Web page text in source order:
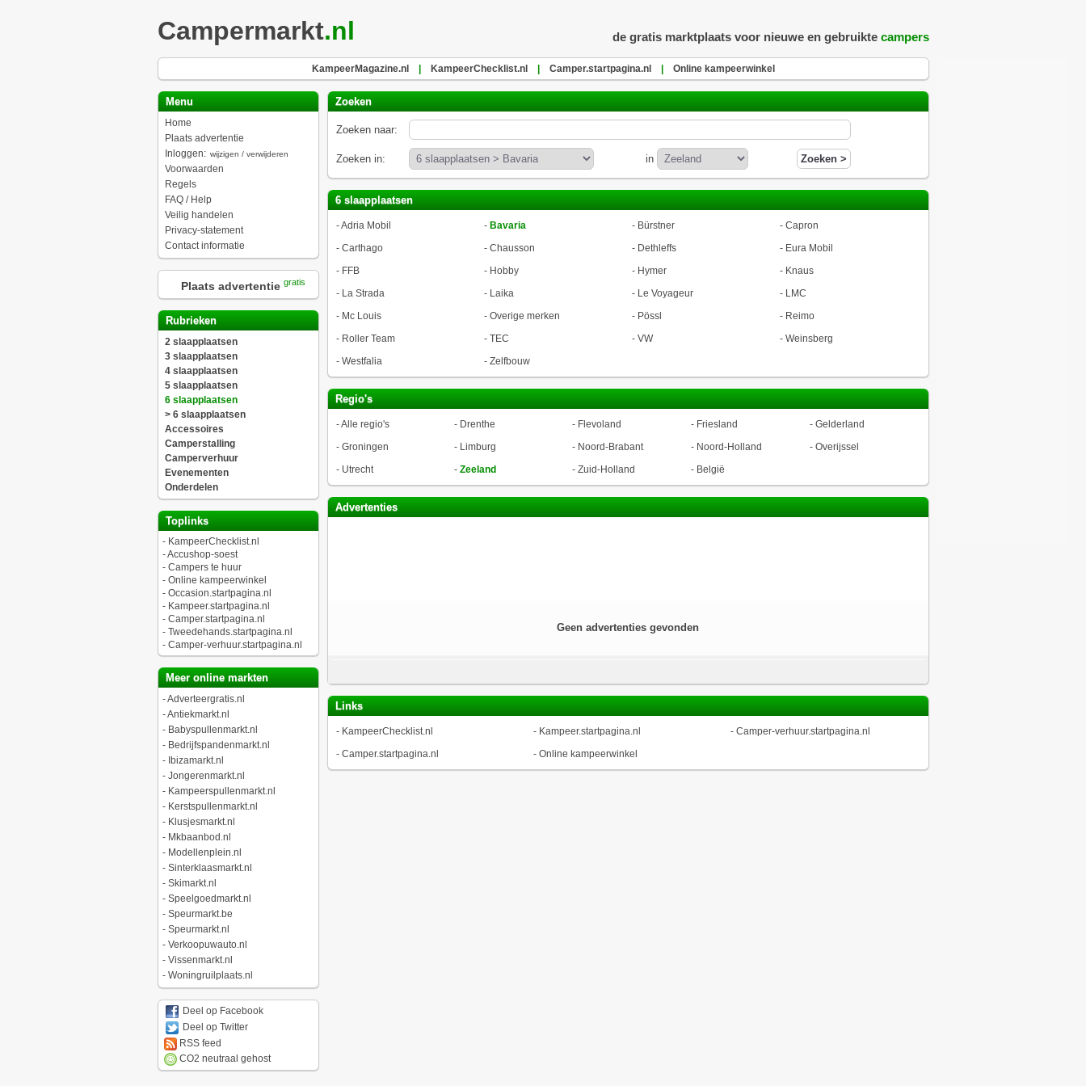
Campermarkt.nl de gratis marktplaats voor nieuwe en gebruikte campers
KampeerMagazine.nl KampeerChecklist.nl Camper.startpagina.nl Online kampeerwinkel
Menu
Home
Plaats advertentie
Inloggen: wijzigen / verwijderen
Voorwaarden
Regels
FAQ / Help
Veilig handelen
Privacy-statement
Contact informatie
Plaats advertentie gratis
Rubrieken
2 slaapplaatsen
3 slaapplaatsen
4 slaapplaatsen
5 slaapplaatsen
6 slaapplaatsen
> 6 slaapplaatsen
Accessoires
Camperstalling
Camperverhuur
Evenementen
Onderdelen
Toplinks
- KampeerChecklist.nl
-Accushop-soest
- Campers te huur
- Online kampeerwinkel
- Occasion.startpagina.nl
- Kampeer.startpagina.nl
- Camper.startpagina.nl
- Tweedehands.startpagina.nl
- Camper-verhuur.startpagina.nl
Meer online markten
-Adverteergratis.nl
-Antiekmarkt.nl
- Babyspullenmarkt.nl
- Bedrijfspandenmarkt.nl
- Ibizamarkt.nl
- Jongerenmarkt.nl
- Kampeerspullenmarkt.nl
- Kerstspullenmarkt.nl
- Klusjesmarkt.nl
- Mkbaanbod.nl
- Modellenplein.nl
- Sinterklaasmarkt.nl
- Skimarkt.nl
- Speelgoedmarkt.nl
- Speurmarkt.be
- Speurmarkt.nl
- Verkoopuwauto.nl
- Vissenmarkt.nl
- Woningruilplaats.nl
Deel op Facebook
Deel op Twitter
RSS feed
CO2 neutraal gehost
Zoeken
Zoeken naar:
Zoeken in: in
6 slaapplaatsen
-Adria Mobil - Bavaria - Bürstner - Capron
- Carthago - Chausson - Dethleffs - Eura Mobil
- FFB - Hobby - Hymer - Knaus
- La Strada - Laika - Le Voyageur - LMC
- Mc Louis - Overige merken - Pössl - Reimo
- Roller Team - TEC - VW - Weinsberg
- Westfalia - Zelfbouw
Regio's
-Alle regio's - Drenthe - Flevoland - Friesland - Gelderland
- Groningen - Limburg - Noord-Brabant - Noord-Holland - Overijssel
- Utrecht - Zeeland - Zuid-Holland - België
Advertenties
Geen advertenties gevonden
Links
- KampeerChecklist.nl - Kampeer.startpagina.nl - Camper-verhuur.startpagina.nl
- Camper.startpagina.nl - Online kampeerwinkel